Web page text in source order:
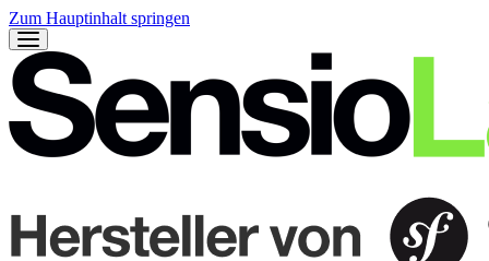
Zum Hauptinhalt springen